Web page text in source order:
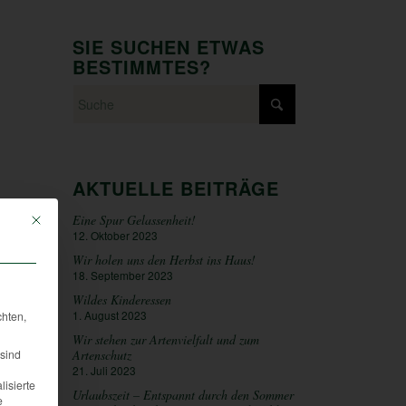
SIE SUCHEN ETWAS
BESTIMMTES?
AKTUELLE BEITRÄGE
Eine Spur Gelassenheit!
12. Oktober 2023
Wir holen uns den Herbst ins Haus!
18. September 2023
Wildes Kinderessen
1. August 2023
Wir stehen zur Artenvielfalt und zum
Artenschutz
21. Juli 2023
Urlaubszeit – Entspannt durch den Sommer
Mit diesem Button wird der Dialog geschlossen. Seine Funktionalität ist